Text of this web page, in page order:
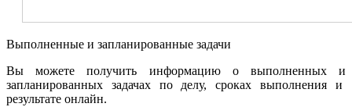
Выполненные и запланированные задачи
Вы можете получить информацию о выполненных и
запланированных задачах по делу, сроках выполнения и
результате онлайн.